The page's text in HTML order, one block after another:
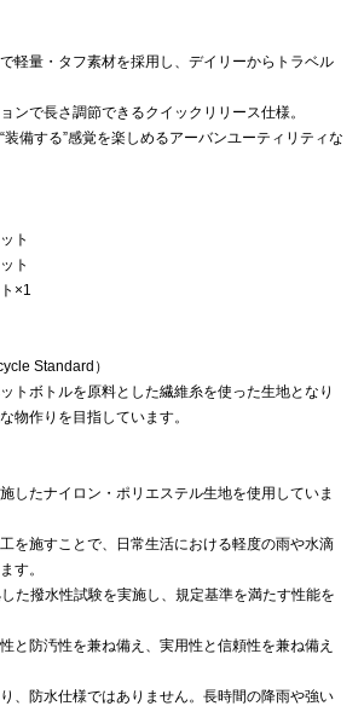
軽量・タフ素材を採用し、デイリーからトラベル
ンで長さ調節できるクイックリリース仕様。
装備する”感覚を楽しめるアーバンユーティリティな
ト
ト
×1
Standard）
トボトルを原料とした繊維糸を使った生地となり
物作りを目指しています。
したナイロン・ポリエステル生地を使用していま
を施すことで、日常生活における軽度の雨や水滴
す。
た撥水性試験を実施し、規定基準を満たす性能を
と防汚性を兼ね備え、実用性と信頼性を兼ね備え
、防水仕様ではありません。長時間の降雨や強い